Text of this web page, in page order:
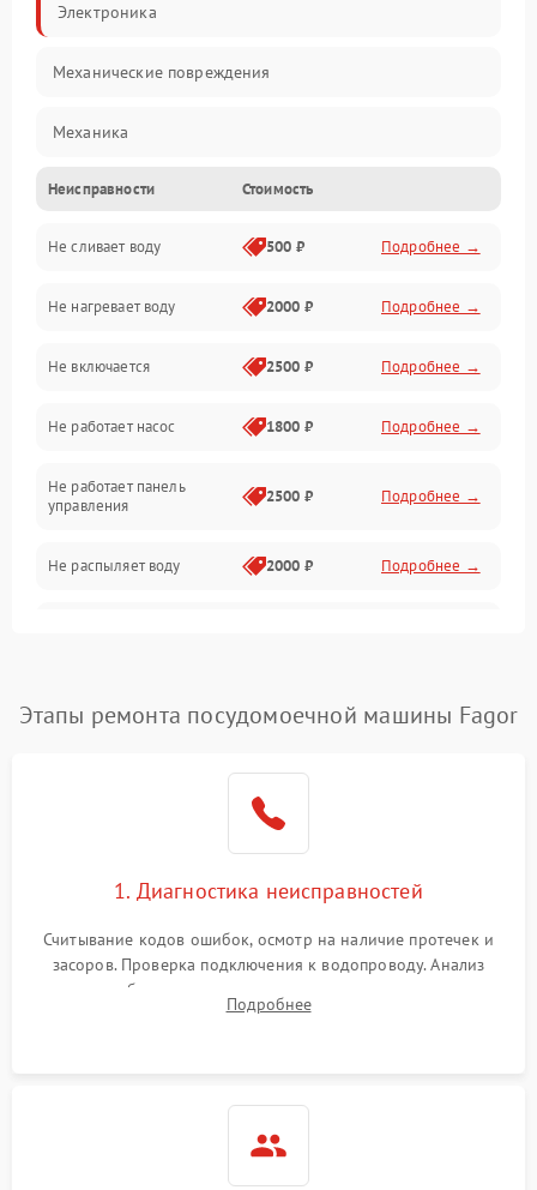
Электроника
Механические повреждения
Механика
Управление
Электропитание
Датчики
Нагрев
Вода
Гигиена
Программное обеспечение
Неисправности Стоимость
Не сливает воду 500 ₽ Подробнее →
Не нагревает воду 2000 ₽ Подробнее →
Не включается 2500 ₽ Подробнее →
Не работает насос 1800 ₽ Подробнее →
Не работает панель
управления
2500 ₽ Подробнее →
Не распыляет воду 2000 ₽ Подробнее →
воды
1800 ₽ Подробнее →
Проблемы с
Этапы ремонта посудомоечной машины Fagor
1. Диагностика неисправностей
Считывание кодов ошибок, осмотр на наличие протечек и
засоров. Проверка подключения к водопроводу. Анализ
жалоб на отсутствие слива, нагрева, вращения
разбрызгивателей или срабатывание системы защиты
Подробнее